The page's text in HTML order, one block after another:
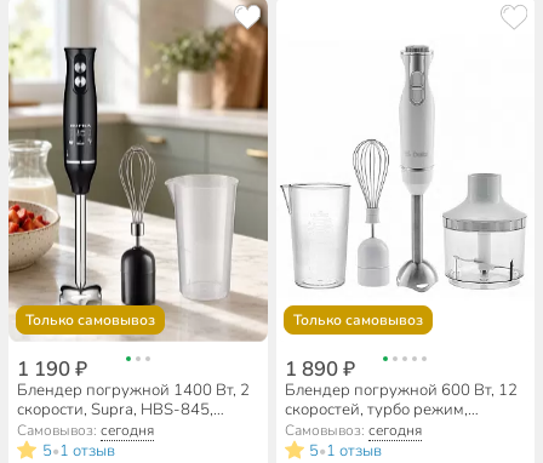
Только самовывоз
1 190 ₽
Блендер погружной 1400 Вт, 2
скорости, Supra, HBS-845,
черный
Самовывоз:сегодня
5•1 отзыв
Только самовывоз
1 890 ₽
Блендер погружной 600 Вт, 12
скоростей, турбо режим,
стакан,венчик,измельчитель,
Delta, DL-7049B, белый
Самовывоз: сегодня
5•1 отзыв